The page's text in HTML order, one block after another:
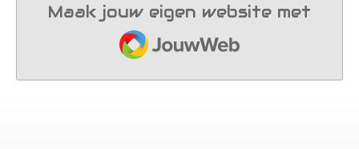
Maak jouw eigen website met
JouwWeb